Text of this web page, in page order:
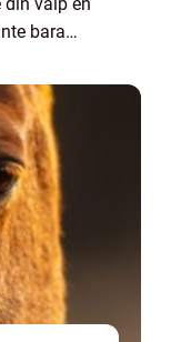
bara